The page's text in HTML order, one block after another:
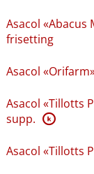
Asacol
frisetting
Asacol
Asacol «Tillotts
supp. K
Asacol «Tillotts